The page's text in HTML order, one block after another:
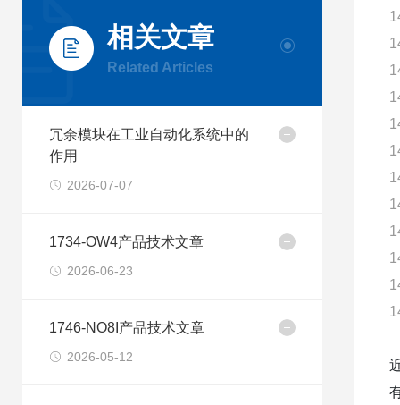
相关文章
Related Articles
冗余模块在工业自动化系统中的
作用
2026-07-07
1734-OW4产品技术文章
2026-06-23
1746-NO8I产品技术文章
2026-05-12